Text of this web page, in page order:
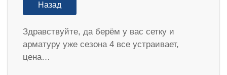
Назад
Здравствуйте, да берём у вас сетку и
арматуру уже сезона 4 все устраивает,
цена…